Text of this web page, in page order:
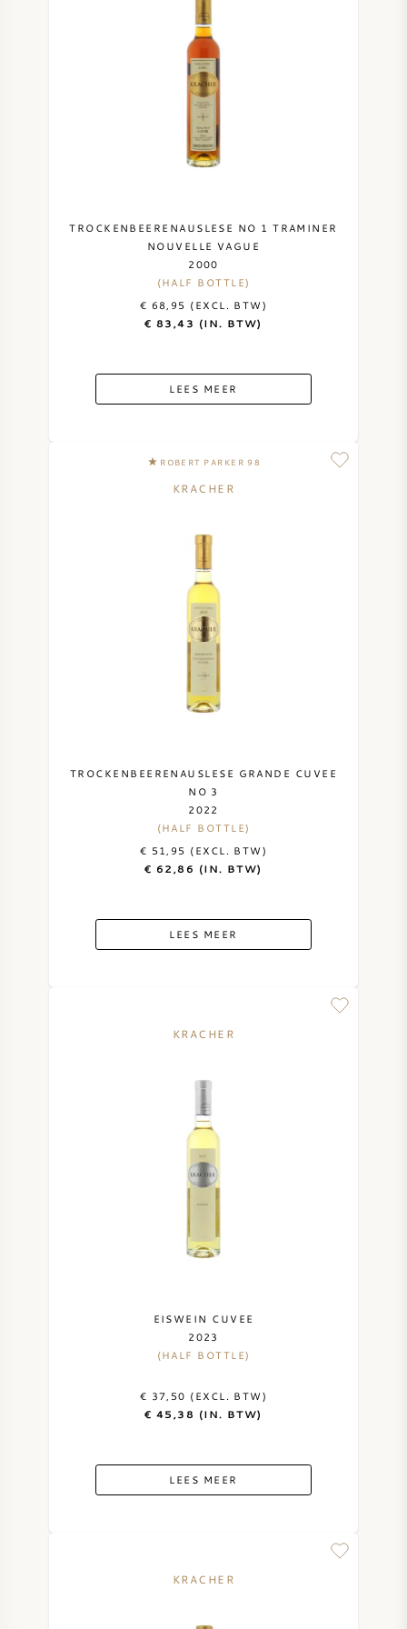
SAUVIGNON BLANC
SYRAH / SHIRAZ
ALLE DRUIVENSOORTEN
ALLE LANDEN
TROCKENBEERENAUSLESE NO 1 TRAMINER
NOUVELLE VAGUE
2000
(HALF BOTTLE)
€ 68,95 (EXCL. BTW)
€ 83,43 (IN. BTW)
LEES MEER
ROBERT PARKER 98
KRACHER
TROCKENBEERENAUSLESE GRANDE CUVEE
NO 3
2022
(HALF BOTTLE)
€ 51,95 (EXCL. BTW)
€ 62,86 (IN. BTW)
LEES MEER
KRACHER
EISWEIN CUVEE
2023
(HALF BOTTLE)
€ 37,50 (EXCL. BTW)
€ 45,38 (IN. BTW)
LEES MEER
KRACHER